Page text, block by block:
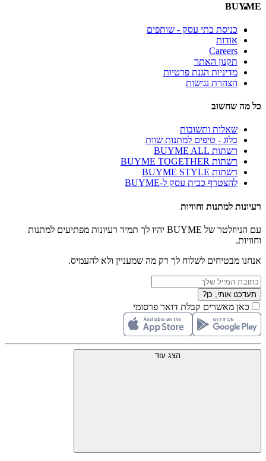
BUYME
כניסת בתי עסק - שותפים
אודות
Careers
תקנון האתר
מדיניות הגנת פרטיות
הצהרת נגישות
כל מה שחשוב
שאלות ותשובות
בלוג - טיפים למתנות שוות
רשתות BUYME ALL
רשתות BUYME TOGETHER
רשתות BUYME STYLE
להצטרף כבית עסק ל-BUYME
רעיונות למתנות וחוויות
עם הניוזלטר של BUYME יהיו לך תמיד רעיונות מפתיעים למתנות
וחוויות.
אנחנו מבטיחים לשלוח לך רק מה שמעניין ולא להעמיס.
תעדכנו אותי, כן?
כאן מאשרים קבלת דואר פרסומי
הצג עוד